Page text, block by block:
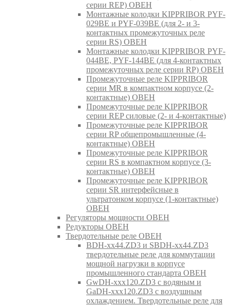
серии REP) ОВЕН
Монтажные колодки KIPPRIBOR PYF-
029BE и PYF-039BE (для 2- и 3-
контактных промежуточных реле
серии RS) ОВЕН
Монтажные колодки KIPPRIBOR PYF-
044BE, PYF-144BE (для 4-контактных
промежуточных реле серии RP) ОВЕН
Промежуточные реле KIPPRIBOR
серии MR в компактном корпусе (2-
контактные) ОВЕН
Промежуточные реле KIPPRIBOR
серии REP силовые (2- и 4-контактные)
Промежуточные реле KIPPRIBOR
серии RP общепромышленные (4-
контактные) ОВЕН
Промежуточные реле KIPPRIBOR
серии RS в компактном корпусе (3-
контактные) ОВЕН
Промежуточные реле KIPPRIBOR
серии SR интерфейсные в
ультратонком корпусе (1-контактные)
ОВЕН
Регуляторы мощности ОВЕН
Редукторы ОВЕН
Твердотельные реле ОВЕН
BDH-xx44.ZD3 и SBDH-xx44.ZD3
твердотельные реле для коммутации
мощной нагрузки в корпусе
промышленного стандарта ОВЕН
GwDH-xxx120.ZD3 с водяным и
GaDH-xxx120.ZD3 с воздушным
охлаждением. Твердотельные реле для